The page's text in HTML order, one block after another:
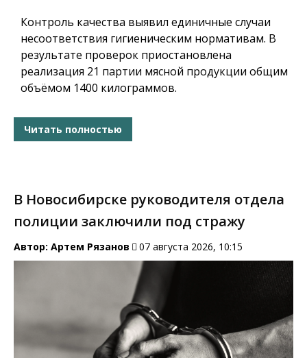
Контроль качества выявил единичные случаи
несоответствия гигиеническим нормативам. В
результате проверок приостановлена
реализация 21 партии мясной продукции общим
объёмом 1400 килограммов.
Читать полностью
В Новосибирске руководителя отдела
полиции заключили под стражу
Автор: Артем Рязанов 07 августа 2026, 10:15